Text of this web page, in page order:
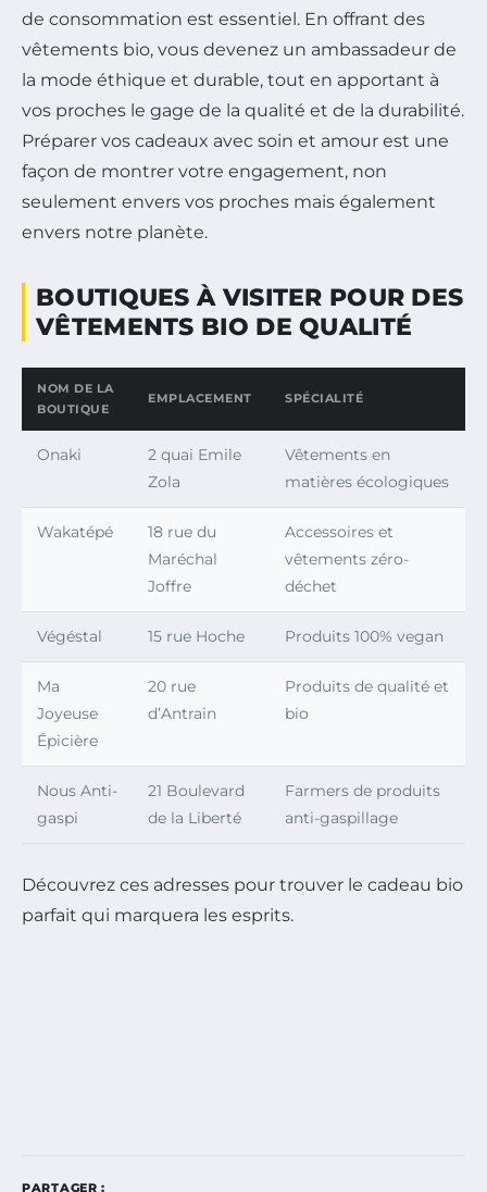
de consommation est essentiel. En offrant des
vêtements bio, vous devenez un ambassadeur de
la mode éthique et durable, tout en apportant à
vos proches le gage de la qualité et de la durabilité.
Préparer vos cadeaux avec soin et amour est une
façon de montrer votre engagement, non
seulement envers vos proches mais également
envers notre planète.
BOUTIQUES À VISITER POUR DES
VÊTEMENTS BIO DE QUALITÉ
NOM DE LA
BOUTIQUE
EMPLACEMENT SPÉCIALITÉ
Onaki
2 quai Emile
Zola
Vêtements en
matières écologiques
Wakatépé
18 rue du
Maréchal
Joffre
Accessoires et
vêtements zéro-
déchet
Végéstal 15 rue Hoche Produits 100% vegan
Ma
Joyeuse
Épicière
20 rue
d’Antrain
Produits de qualité et
bio
Nous Anti-
gaspi
21 Boulevard
de la Liberté
Farmers de produits
anti-gaspillage
Découvrez ces adresses pour trouver le cadeau bio
parfait qui marquera les esprits.
PARTAGER :